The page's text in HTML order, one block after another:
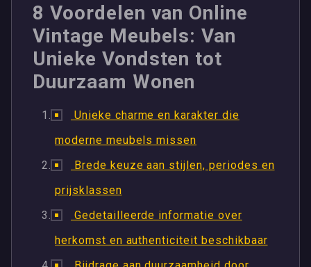
8 Voordelen van Online
Vintage Meubels: Van
Unieke Vondsten tot
Duurzaam Wonen
Unieke charme en karakter die
moderne meubels missen
Brede keuze aan stijlen, periodes en
prijsklassen
Gedetailleerde informatie over
herkomst en authenticiteit beschikbaar